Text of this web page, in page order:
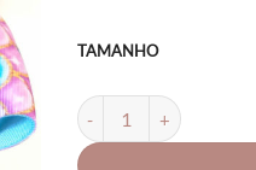
TAMANHO
Laços de cabelo Sereia